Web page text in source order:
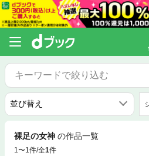
裸足の女神 の作品一覧
1〜1件/全1件